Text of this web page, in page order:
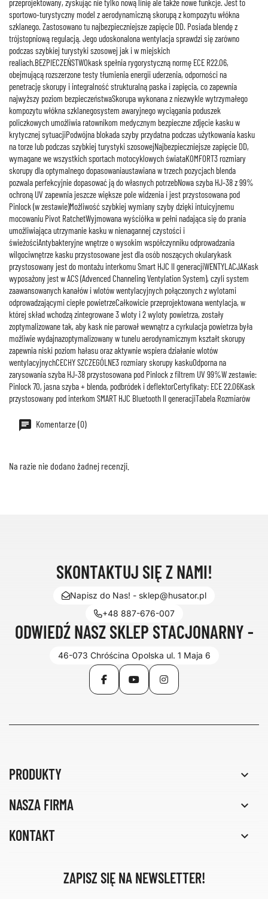
przeprojektowany, zyskując nie tylko nową linię ale także nowe funkcje. Jest to
sportowo-turystyczny model z aerodynamiczną skorupą z kompozytu włókna
szklanego. Zastosowano tu najbezpieczniejsze zapięcie DD. Posiada blendę z
trójstopniową regulacją. Jego udoskonalona wentylacja sprawdzi się zarówno
podczas szybkiej turystyki szosowej jak i w miejskich
realiach.BEZPIECZEŃSTWOkask spełnia rygorystyczną normę ECE R22.06,
obejmującą rozszerzone testy tłumienia energii uderzenia, odporności na
penetrację skorupy i integralność strukturalną paska i zapięcia, co zapewnia
najwyższy poziom bezpieczeństwaSkorupa wykonana z niezwykle wytrzymałego
kompozytu włókna szklanegosystem awaryjnego wyciągania poduszek
policzkowych umożliwia ratownikom medycznym bezpieczne zdjęcie kasku w
krytycznej sytuacjiPodwójna blokada szyby przydatna podczas użytkowania kasku
na torze lub podczas szybkiej turystyki szosowejNajbezpieczniejsze zapięcie DD,
wymagane we wszystkich sportach motocyklowych świataKOMFORT3 rozmiary
skorupy dla optymalnego dopasowaniaustawiana w trzech pozycjach blenda
pozwala perfekcyjnie dopasować ją do własnych potrzebNowa szyba HJ-38 z 99%
ochroną UV zapewnia jeszcze większe pole widzenia i jest przystosowana pod
Pinlock (w zestawie)Możliwość szybkiej wymiany szyby dzięki intuicyjnemu
mocowaniu Pivot RatchetWyjmowana wyściółka w pełni nadająca się do prania
umożliwiająca utrzymanie kasku w nienagannej czystości i
świeżościAntybakteryjne wnętrze o wysokim współczynniku odprowadzania
wilgociwnętrze kasku przystosowane jest dla osób noszących okularykask
przystosowany jest do montażu interkomu Smart HJC II generacjiWENTYLACJAKask
wyposażony jest w ACS (Advenced Channeling Ventylation System), czyli system
zaawansowanych kanałów i wlotów wentylacyjnych połączonych z wylotami
odprowadzającymi ciepłe powietrzeCałkowicie przeprojektowana wentylacja, w
której skład wchodzą zintegrowane 3 wloty i 2 wyloty powietrza, zostały
zoptymalizowane tak, aby kask nie parował wewnątrz a cyrkulacja powietrza była
możliwie wydajnazoptymalizowany w tunelu aerodynamicznym kształt skorupy
zapewnia niski poziom hałasu oraz aktywnie wspiera działanie wlotów
wentylacyjnychCECHY SZCZEGÓLNE3 rozmiary skorupy kaskuOdporna na
zarysowania szyba HJ-38 przystosowana pod Pinlock z filtrem UV 99%W zestawie:
Pinlock 70, jasna szyba + blenda, podbródek i deflektorCertyfikaty: ECE 22.06Kask
przystosowany pod interkom SMART HJC Bluetooth II generacjiTabela Rozmiarów
Komentarze (0)
Na razie nie dodano żadnej recenzji.
SKONTAKTUJ SIĘ Z NAMI!
Napisz do Nas! - sklep@husator.pl
+48 887-676-007
ODWIEDŹ NASZ SKLEP STACJONARNY -
46-073 Chróścina Opolska ul. 1 Maja 6
FacebookYouTubeInstagram
PRODUKTY 
NASZA FIRMA 
KONTAKT 
ZAPISZ SIĘ NA NEWSLETTER!